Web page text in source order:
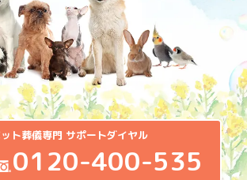
ト葬儀専門 サポートダイヤル
0120-400-535